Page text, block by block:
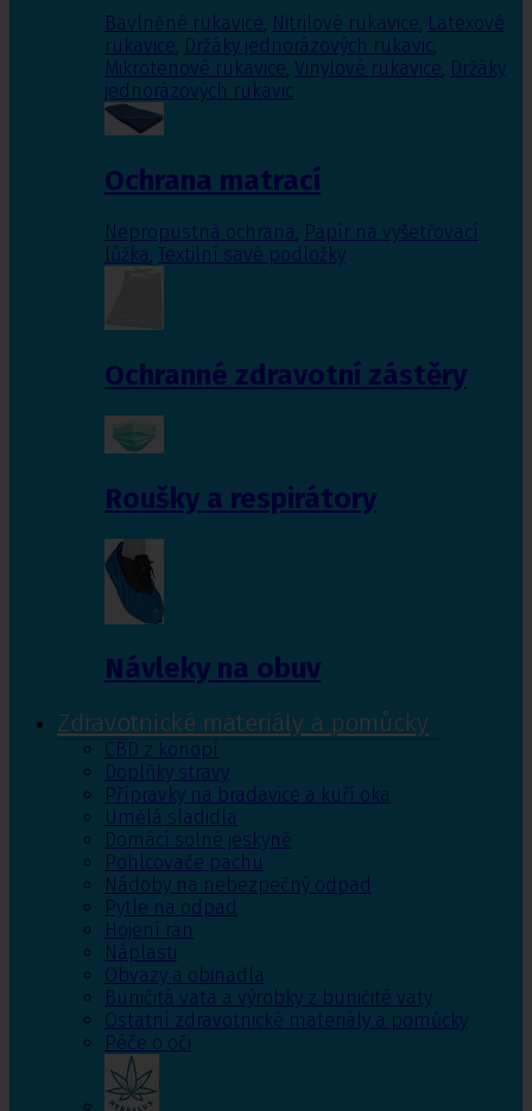
Bavlněné rukavice, Nitrilové rukavice, Latexové
rukavice, Držáky jednorázových rukavic,
Mikrotenové rukavice, Vinylové rukavice, Držáky
jednorázových rukavic
Ochrana matrací
Nepropustná ochrana, Papír na vyšetřovací
lůžka, Textilní savé podložky
Ochranné zdravotní zástěry
Roušky a respirátory
Návleky na obuv
Zdravotnické materiály a pomůcky
CBD z konopí
Doplňky stravy
Přípravky na bradavice a kuří oka
Umělá sladidla
Domácí solné jeskyně
Pohlcovače pachu
Nádoby na nebezpečný odpad
Pytle na odpad
Hojení ran
Náplasti
Obvazy a obinadla
Buničitá vata a výrobky z buničité vaty
Ostatní zdravotnické materiály a pomůcky
Péče o oči